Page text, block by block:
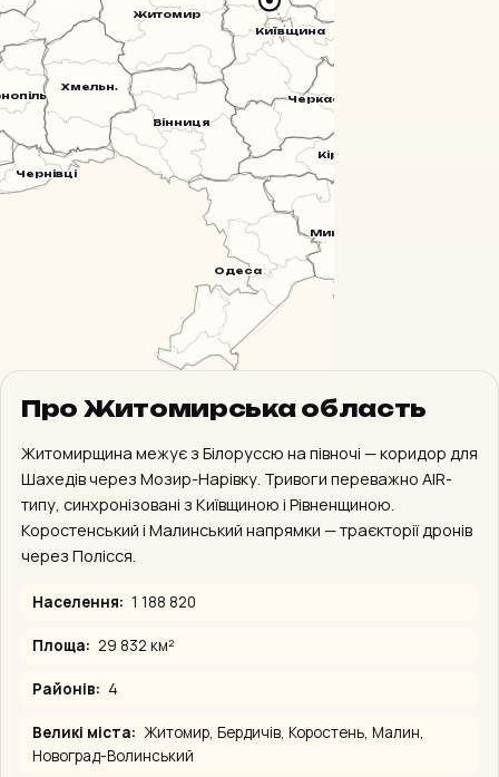
Вінниця
Житомир
Кіровогр.
Миколаїв
Одеса
Хмельн.
Черкаси
Чернівці
Київщина
Севастополь
Про Житомирська область
Житомирщина межує з Білоруссю на півночі — коридор для
Шахедів через Мозир-Нарівку. Тривоги переважно AIR-
типу, синхронізовані з Київщиною і Рівненщиною.
Коростенський і Малинський напрямки — траєкторії дронів
через Полісся.
Населення: 1 188 820
Площа: 29 832 км²
Районів: 4
Великі міста: Житомир, Бердичів, Коростень, Малин,
Новоград-Волинський